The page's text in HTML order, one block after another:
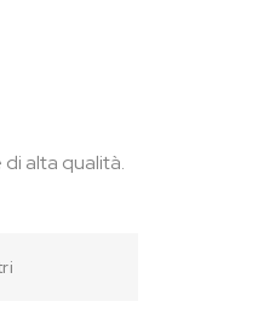
alta qualità.